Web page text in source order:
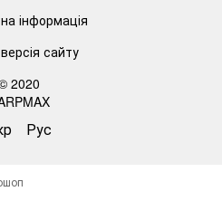
інформація
сайту
2020
Рус